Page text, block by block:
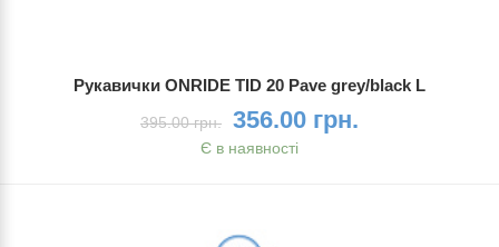
Рукавички ONRIDE TID 20 Pave grey/black L
395.00 грн. 356.00 грн.
Є в наявності